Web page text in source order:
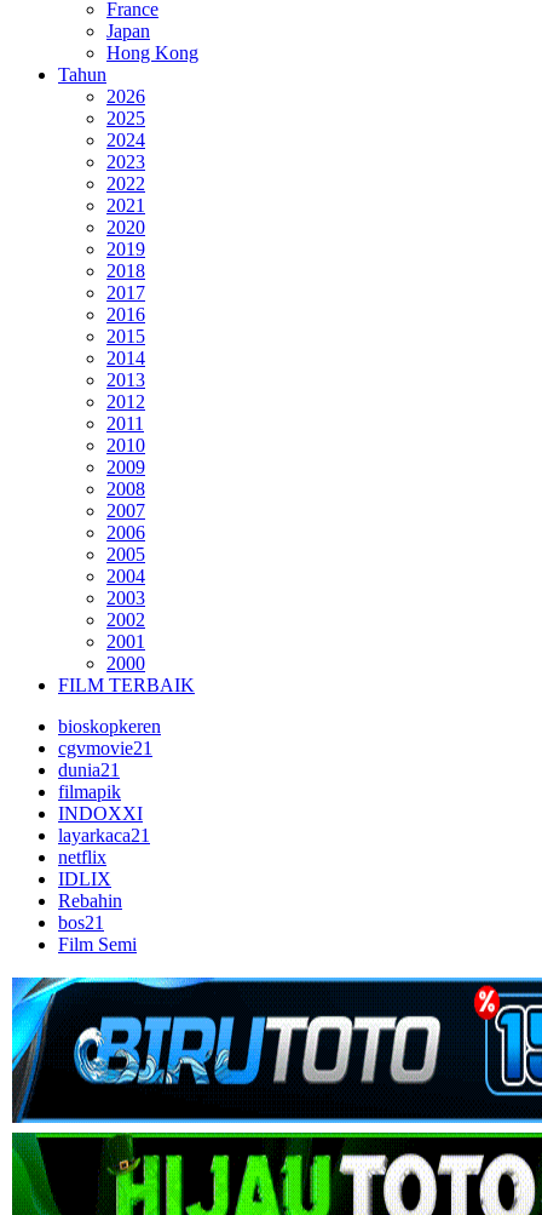
France
Japan
Hong Kong
Tahun
2026
2025
2024
2023
2022
2021
2020
2019
2018
2017
2016
2015
2014
2013
2012
2011
2010
2009
2008
2007
2006
2005
2004
2003
2002
2001
2000
FILM TERBAIK
bioskopkeren
cgvmovie21
dunia21
filmapik
INDOXXI
layarkaca21
netflix
IDLIX
Rebahin
bos21
Film Semi